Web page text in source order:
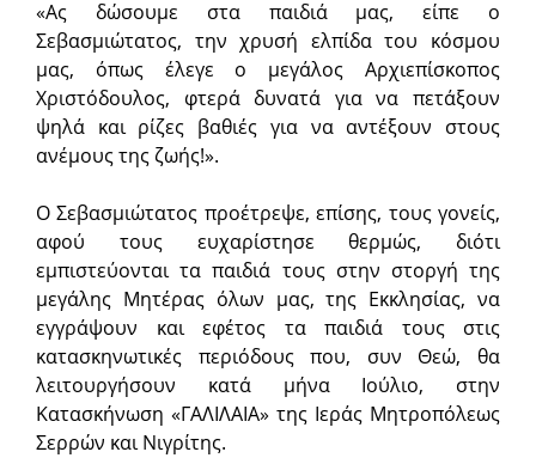
«Ας δώσουμε στα παιδιά μας, είπε ο
Σεβασμιώτατος, την χρυσή ελπίδα του κόσμου
μας, όπως έλεγε ο μεγάλος Αρχιεπίσκοπος
Χριστόδουλος, φτερά δυνατά για να πετάξουν
ψηλά και ρίζες βαθιές για να αντέξουν στους
ανέμους της ζωής!».
Ο Σεβασμιώτατος προέτρεψε, επίσης, τους γονείς,
αφού τους ευχαρίστησε θερμώς, διότι
εμπιστεύονται τα παιδιά τους στην στοργή της
μεγάλης Μητέρας όλων μας, της Εκκλησίας, να
εγγράψουν και εφέτος τα παιδιά τους στις
κατασκηνωτικές περιόδους που, συν Θεώ, θα
λειτουργήσουν κατά μήνα Ιούλιο, στην
Κατασκήνωση «ΓΑΛΙΛΑΙΑ» της Ιεράς Μητροπόλεως
Σερρών και Νιγρίτης.